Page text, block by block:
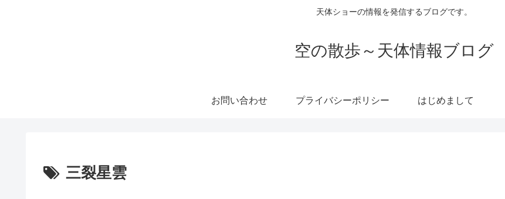
天体ショーの情報を発信するブログです。
空の散歩～天体情報ブログ
お問い合わせ プライバシーポリシー はじめまして
三裂星雲